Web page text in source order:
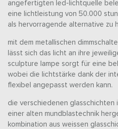
angefertigten led-lichtquelle
eine lichtleistung von 50.000
als hervorragende alternative zu
mit dem metallischen
lässt sich das licht an ihre
sculpture lampe sorgt für eine
wobei die lichtstärke dank der
flexibel angepasst werden kann.
die verschiedenen glasschichten
einer alten mundblastechnik
kombination aus weissen